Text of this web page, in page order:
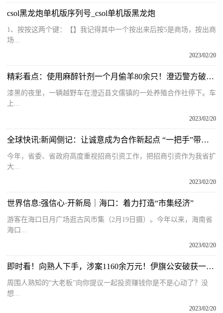
csol黑龙炮单机版序列号_csol单机版黑龙炮
1、按按这两个键：【】我记得其中一个按出来后按5是商场，按出商
场...
2023/02/20
精彩看点：使用麻醉针剂一个月偷羊80余只！澄迈警方破获多起黑山羊被盗案
漆黑的夜里，一辆越野车在澄迈县文儒镇的一处养殖合作社停下。车
上...
2023/02/20
全球快讯:新闻侧记：让诚意成为合作新起点 “一把手”带头开启招商“加速度”
今年，省委、省政府高度重视招商引资工作，把招商引资作为我省扩
大...
2023/02/20
世界信息:强信心·开新局｜海口：着力打造“市集经济”
游客在海口日月广场逛古风市集（2月19日摄）。今年以来，海南省
海口...
2023/02/20
即时看！向熟人下手，涉案1160余万元！伊旗公安破获一起特大诈骗案
周围人熟知的“大老板”向你提议一起投资赚钱你是不是心动了？没
想...
2023/02/20